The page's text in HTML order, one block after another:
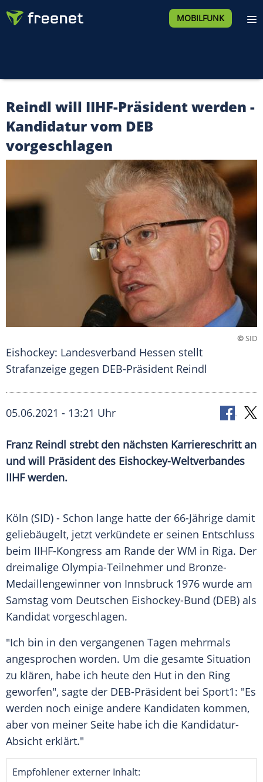
MOBILFUNK
Reindl will IIHF-Präsident werden -
Kandidatur vom DEB
vorgeschlagen
©SID
Eishockey: Landesverband Hessen stellt
Strafanzeige gegen DEB-Präsident Reindl
05.06.2021 - 13:21 Uhr
Franz Reindl strebt den nächsten Karriereschrittan
und will Präsident des Eishockey-Weltverbandes
IIHF werden.
Köln (SID) - Schon lange hatte der 66-Jährige damit
geliebäugelt, jetzt verkündete er seinen Entschluss
beim IIHF-Kongress am Rande der WM in Riga. Der
dreimalige Olympia-Teilnehmer und Bronze-
Medaillengewinner von Innsbruck 1976 wurde am
Samstag vom Deutschen Eishockey-Bund (DEB) als
Kandidat vorgeschlagen.
"Ich bin in den vergangenen Tagen mehrmals
angesprochen worden. Um die gesamte Situation
zu klären, habe ich heute den Hut in den Ring
geworfen", sagte der DEB-Präsident bei Sport1: "Es
werden noch einige andere Kandidaten kommen,
aber von meiner Seite habe ich die Kandidatur-
Absicht erklärt."
Empfohlener externer Inhalt: